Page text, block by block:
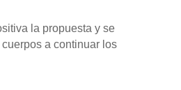
la propuesta y se
a continuar los